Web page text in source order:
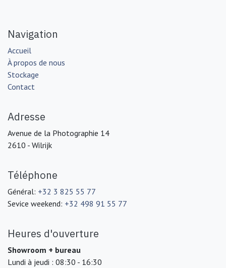
Navigation
Accueil
À propos de nous
Stockage
Contact
Adresse
Avenue de la Photographie 14
2610 - Wilrijk
Téléphone
Général: +32 3 825 55 77
Sevice weekend: +32 498 91 55 77
Heures d'ouverture
Showroom + bureau
Lundi à jeudi : 08:30 - 16:30